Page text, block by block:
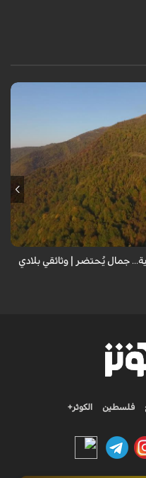
الطبيعية في إيران، يحذر
التدميرية تنهش بجسم
جمال يُحتضر | وثائقي بلادي
فلسطين الكوثر+